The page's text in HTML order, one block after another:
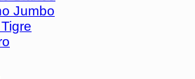
Jumbo